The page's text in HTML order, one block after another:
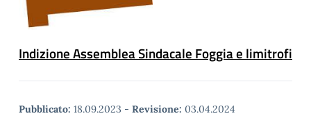
Indizione Assemblea Sindacale Foggia e limitrofi
Pubblicato: 18.09.2023 - Revisione: 03.04.2024